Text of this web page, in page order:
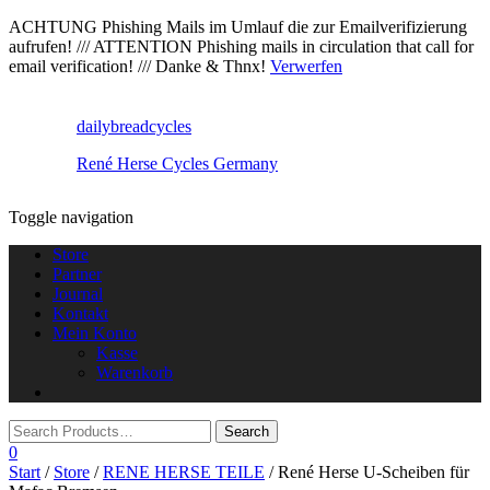
ACHTUNG Phishing Mails im Umlauf die zur Emailverifizierung
aufrufen! /// ATTENTION Phishing mails in circulation that call for
email verification! /// Danke & Thnx! Verwerfen
dailybreadcycles
René Herse Cycles Germany
Toggle navigation
Store
Partner
Journal
Kontakt
Mein Konto
Kasse
Warenkorb
0
Start / Store /RENE HERSE TEILE / René Herse U-Scheiben für